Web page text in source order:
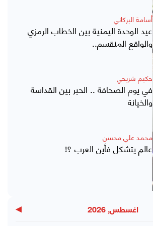
أسامة البركاني
عيد الوحدة اليمنية بين الخطاب الرمزي
والواقع المنقسم..
حكيم شريحي
في يوم الصحافة .. الحبر بين القداسة
والخيانة
محمد علي محسن
عالم يتشكل فأين العرب ؟!
اغسطس, 2026 ▶